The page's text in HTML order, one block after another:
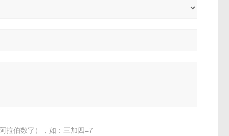
拉伯数字），如：三加四=7